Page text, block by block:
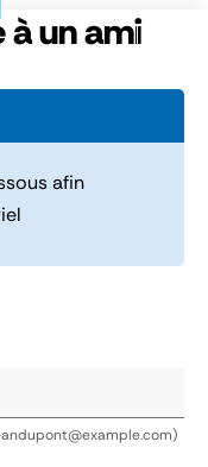
à un ami
afin